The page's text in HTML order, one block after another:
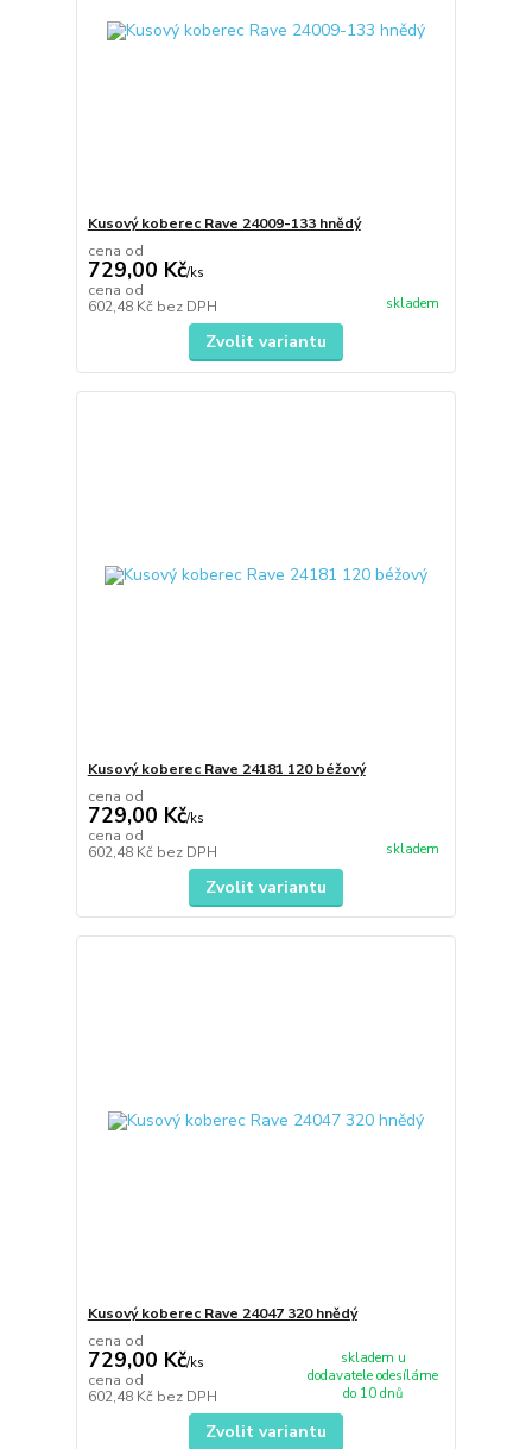
Kusový koberec Rave 24009-133 hnědý
cena od
729,00 Kč/ks
cena od
602,48 Kč bez DPH skladem
Zvolit variantu
Kusový koberec Rave 24181 120 béžový
cena od
729,00 Kč/ks
cena od
602,48 Kč bez DPH skladem
Zvolit variantu
Kusový koberec Rave 24047 320 hnědý
cena od
729,00 Kč/ks
cena od
602,48 Kč bez DPH
skladem u
dodavatele odesíláme
do 10 dnů
Zvolit variantu